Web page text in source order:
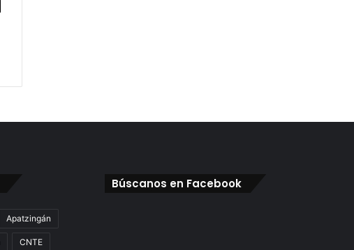
Apatzingán
CNTE
Búscanos en Facebook